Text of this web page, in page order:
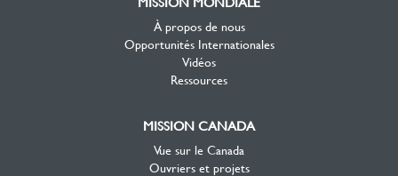
À propos de nous
Opportunités Internationales
Vidéos
Ressources
MISSION CANADA
Vue sur le Canada
Ouvriers et projets